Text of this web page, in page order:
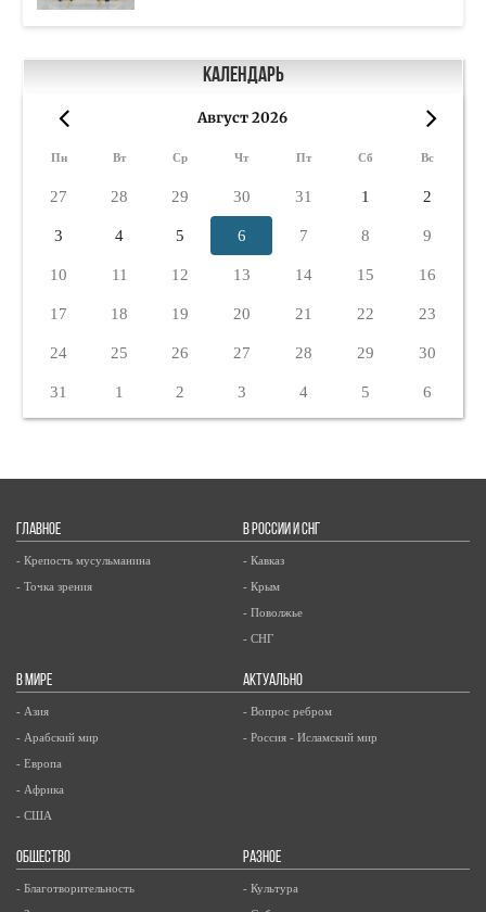
Календарь
Август 2026
Пн Вт Ср Чт Пт Сб Вс
27 28 29 30 31 1 2
3 4 5 6 7 8 9
10 11 12 13 14 15 16
17 18 19 20 21 22 23
24 25 26 27 28 29 30
31 1 2 3 4 5 6
ГЛАВНОЕ
- Крепость мусульманина
- Точка зрения
В РОССИИ И СНГ
- Кавказ
- Крым
- Поволжье
- СНГ
В МИРЕ
- Азия
- Арабский мир
- Европа
- Африка
- США
АКТУАЛЬНО
- Вопрос ребром
- Россия - Исламский мир
ОБЩЕСТВО
- Благотворительность
РАЗНОЕ
- Культура